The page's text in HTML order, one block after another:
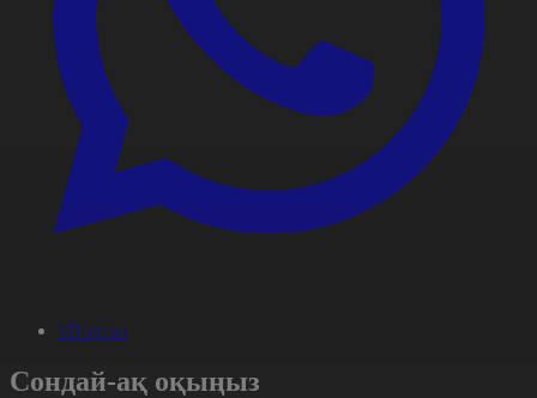
#Портал
Сондай-ақ оқыңыз